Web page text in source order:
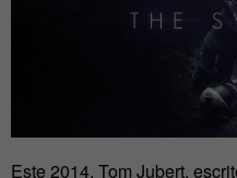
Este 2014, Tom Jubert,